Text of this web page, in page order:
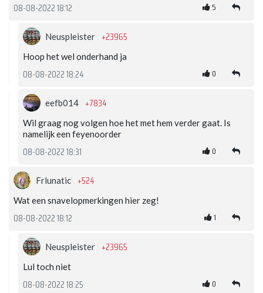
08-08-2022 18:12 5
Neuspleister +23965
Hoop het wel onderhand ja
08-08-2022 18:24 0
eefb014 +7834
Wil graag nog volgen hoe het met hem verder gaat. Is
namelijk een feyenoorder
08-08-2022 18:31 0
Frlunatic +524
Wat een snavelopmerkingen hier zeg!
08-08-2022 18:12 1
Neuspleister +23965
Lul toch niet
08-08-2022 18:25 0